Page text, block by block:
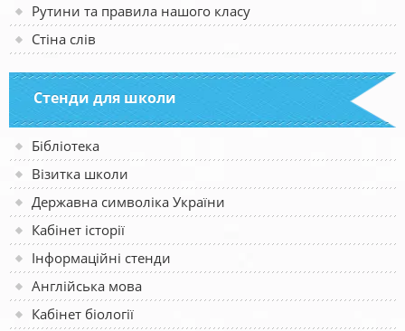
Рутини та правила нашого класу
Стіна слів
Стенди для школи
Бібліотека
Візитка школи
Державна символіка України
Кабінет історії
Інформаційні стенди
Англійська мова
Кабінет біології